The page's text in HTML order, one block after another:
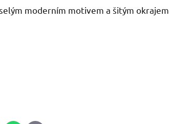
moderním motivem a šitým okrajem.